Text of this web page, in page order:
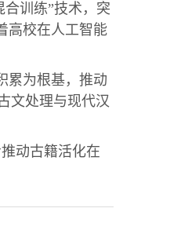
训练”技术，突
高校在人工智能
累为根基，推动
文处理与现代汉
动古籍活化在